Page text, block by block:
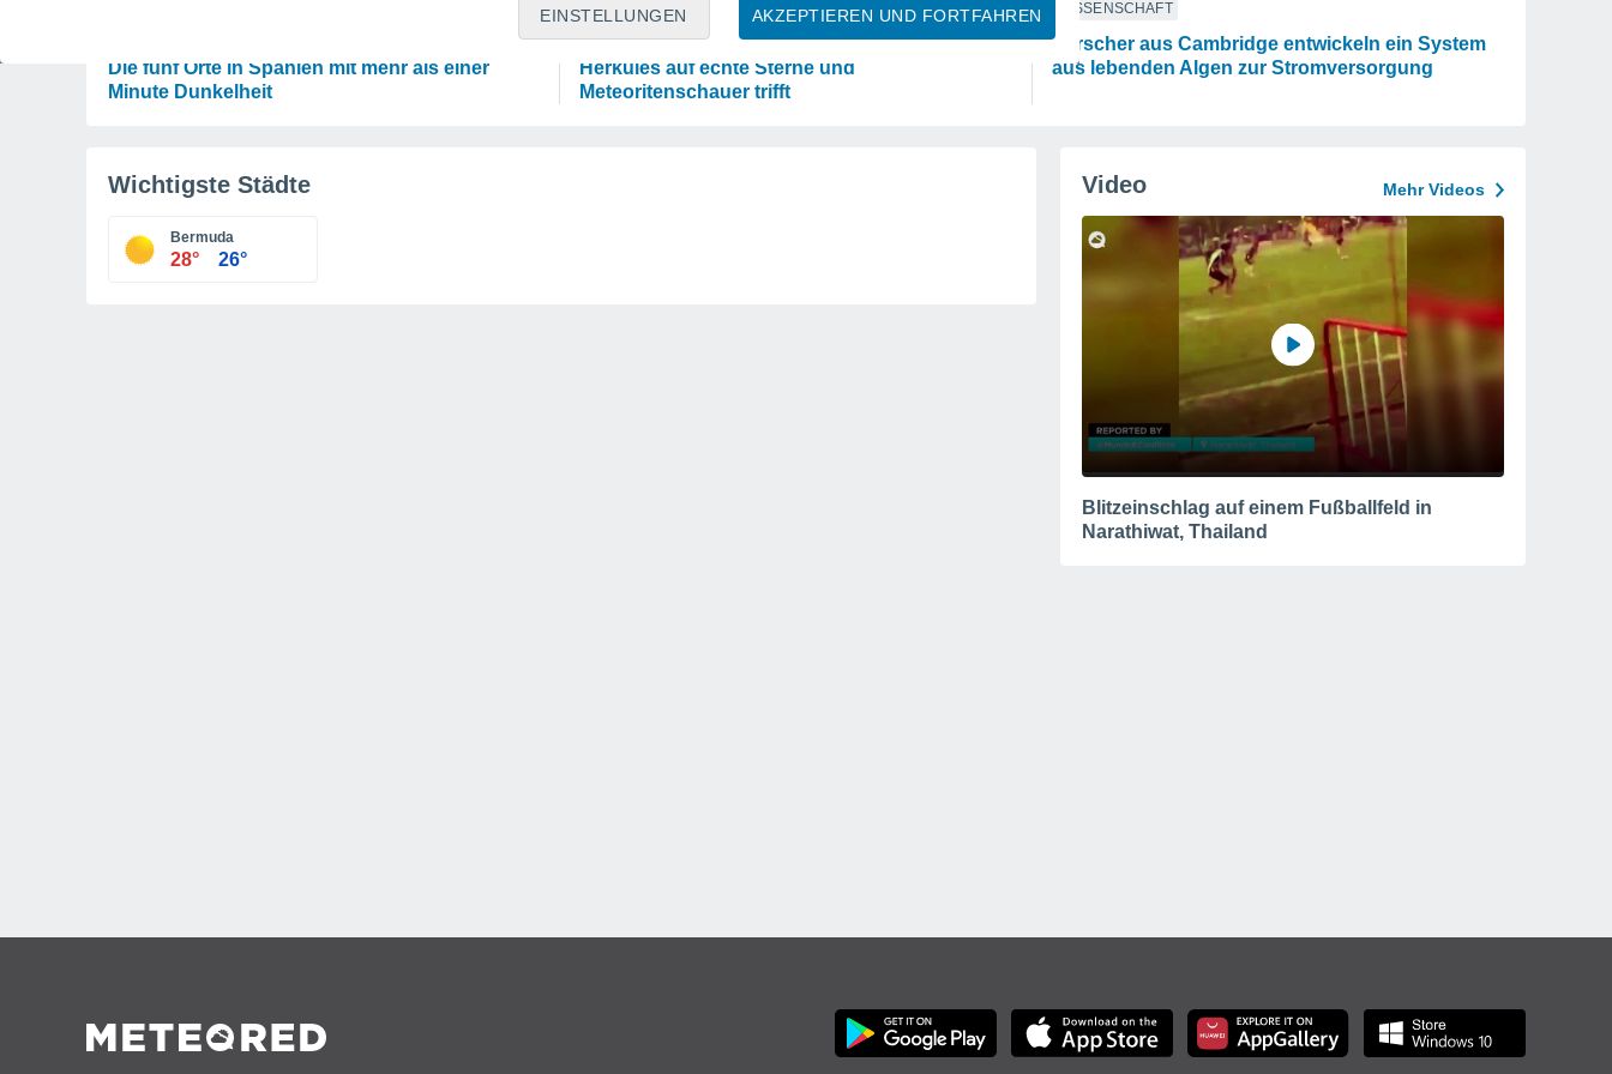
AKZEPTIEREN UND FORTFAHREN
EINSTELLUNGEN
Die fünf Orte in Spanien mit mehr als einer
Minute Dunkelheit
ASTRONOMIE
Das Sternbild Löwe: Wo der Mythos des
Herkules auf echte Sterne und
Meteoritenschauer trifft
WISSENSCHAFT
Forscher aus Cambridge entwickeln ein System
aus lebenden Algen zur Stromversorgung
Wichtigste Städte
Bermuda
28° 26°
Video Mehr Videos
Blitzeinschlag auf einem Fußballfeld in
Narathiwat, Thailand